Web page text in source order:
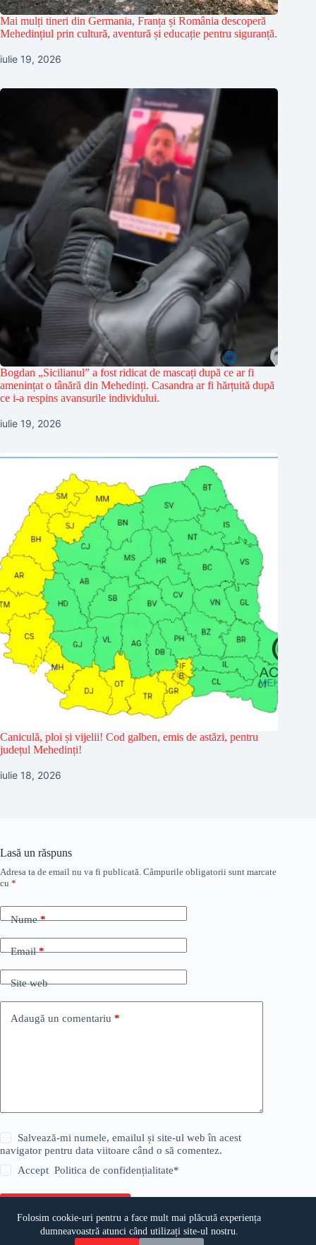
Folosim cookie-uri pentru a face mult mai plăcută experiența
dumneavoastră atunci când utilizați site-ul nostru.
Mai mulți tineri din Germania, Franța și România descoperă
Mehedințiul prin cultură, aventură și educație pentru siguranță.
iulie 19, 2026
Bogdan „Sicilianul” a fost ridicat de mascați după ce ar fi
amenințat o tânără din Mehedinți. Casandra ar fi hărțuită după
ce i-a respins avansurile individului.
iulie 19, 2026
Caniculă, ploi și vijelii! Cod galben, emis de astăzi, pentru
județul Mehedinți!
iulie 18, 2026
Lasă un răspuns
Adresa ta de email nu va fi publicată. Câmpurile obligatorii sunt marcate
cu *
Nume*
Email*
Site web
Adaugă un comentariu *
Salvează-mi numele, emailul și site-ul web în acest
navigator pentru data viitoare când o să comentez.
AcceptPolitica de confidențialitate*